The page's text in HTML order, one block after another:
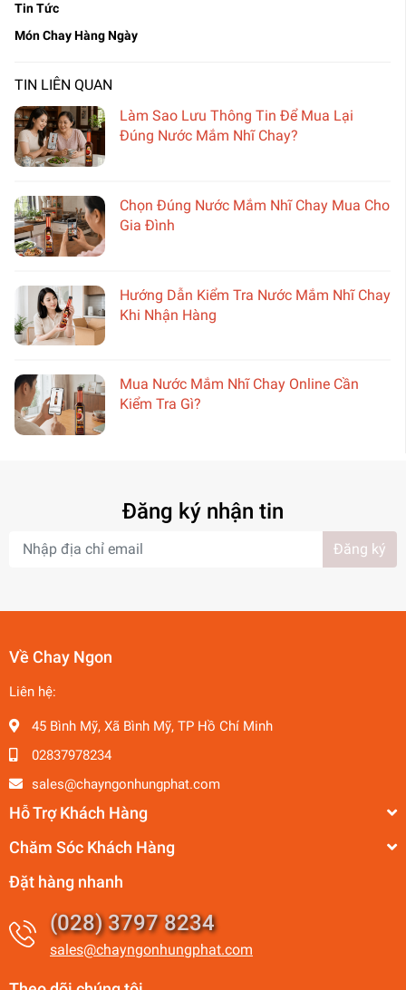
Tin Tức
Món Chay Hàng Ngày
TIN LIÊN QUAN
Làm Sao Lưu Thông Tin Để Mua Lại
Đúng Nước Mắm Nhĩ Chay?
Chọn Đúng Nước Mắm Nhĩ Chay Mua Cho
Gia Đình
Hướng Dẫn Kiểm Tra Nước Mắm Nhĩ Chay
Khi Nhận Hàng
Mua Nước Mắm Nhĩ Chay Online Cần
Kiểm Tra Gì?
Đăng ký nhận tin
Đăng ký
Về Chay Ngon
Liên hệ:
45 Bình Mỹ, Xã Bình Mỹ, TP Hồ Chí Minh
02837978234
sales@chayngonhungphat.com
Hỗ Trợ Khách Hàng
Chăm Sóc Khách Hàng
Đặt hàng nhanh
(028) 3797 8234
sales@chayngonhungphat.com